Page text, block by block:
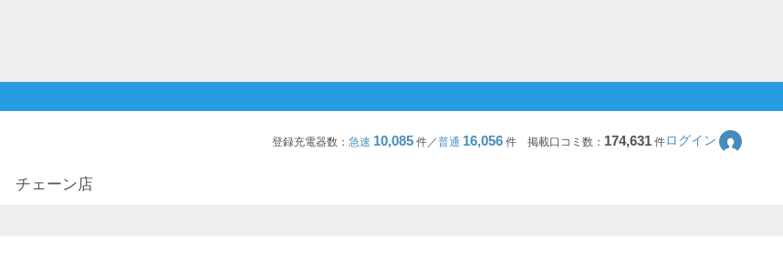
登録充電器数： 急速 10,085 件／普通 16,056 件 掲載口コミ数： 174,631件ログイン
チェーン店